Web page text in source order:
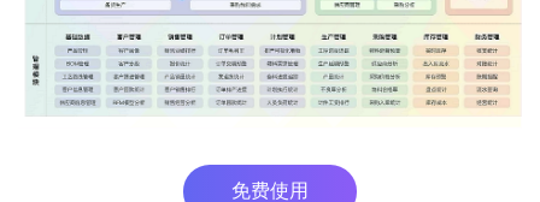
免费使用